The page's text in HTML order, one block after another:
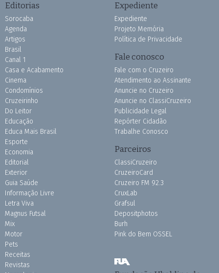
Editorias
Sorocaba
Agenda
Artigos
Brasil
Canal 1
Casa e Acabamento
Cinema
Condomínios
Cruzeirinho
Do Leitor
Educação
Educa Mais Brasil
Esporte
Economia
Editorial
Exterior
Guia Saúde
Informação Livre
Letra Viva
Magnus Futsal
Mix
Motor
Pets
Receitas
Revistas
Expediente
Expediente
Projeto Memória
Política de Privacidade
Fale conosco
Fale com o Cruzeiro
Atendimento ao Assinante
Anuncie no Cruzeiro
Anuncie no ClassiCruzeiro
Publicidade Legal
Repórter Cidadão
Trabalhe Conosco
Parceiros
ClassiCruzeiro
CruzeiroCard
Cruzeiro FM 92.3
CruxLab
Grafsul
Depositphotos
Burh
Pink do Bem OSSEL